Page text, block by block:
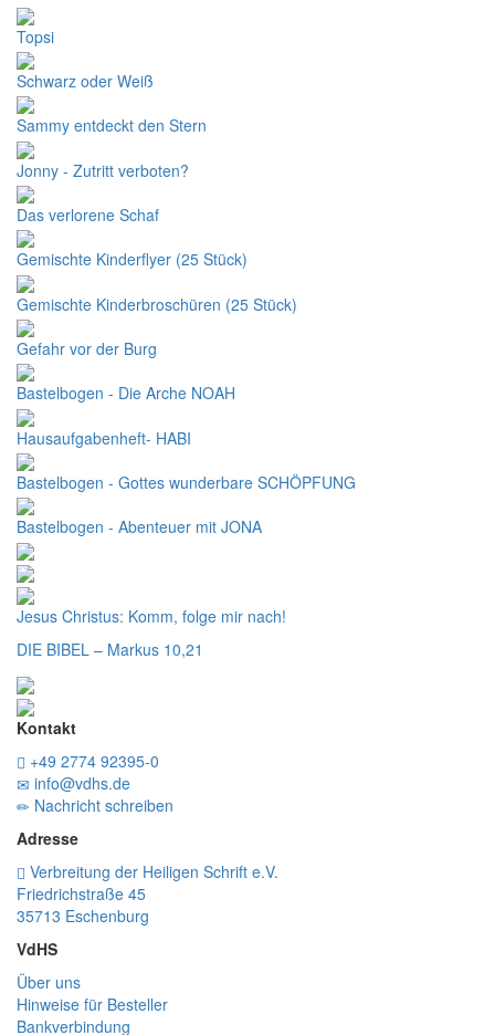
Topsi
Schwarz oder Weiß
Sammy entdeckt den Stern
Jonny - Zutritt verboten?
Das verlorene Schaf
Gemischte Kinderflyer (25 Stück)
Gemischte Kinderbroschüren (25 Stück)
Gefahr vor der Burg
Bastelbogen - Die Arche NOAH
Hausaufgabenheft- HABI
Bastelbogen - Gottes wunderbare SCHÖPFUNG
Bastelbogen - Abenteuer mit JONA
Jesus Christus: Komm, folge mir nach!
DIE BIBEL – Markus 10,21
Kontakt
+49 2774 92395-0
info@vdhs.de
Nachricht schreiben
Adresse
Verbreitung der Heiligen Schrift e.V.
Friedrichstraße 45
35713 Eschenburg
VdHS
Über uns
Hinweise für Besteller
Bankverbindung